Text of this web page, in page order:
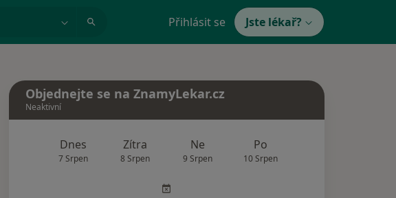
Přihlásit se Jste lékař?
Objednejte se na ZnamyLekar.cz
Neaktivní
Dnes
7 Srpen
Zítra
8 Srpen
Ne
9 Srpen
Po
10 Srpen